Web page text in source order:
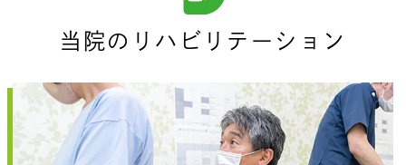
当院のリハビリテーション